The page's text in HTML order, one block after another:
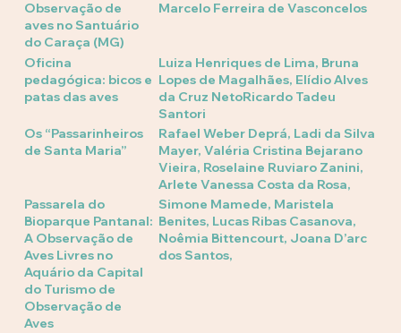
Observação de
aves no Santuário
do Caraça (MG)
Marcelo Ferreira de Vasconcelos
Oficina
pedagógica: bicos e
patas das aves
Luiza Henriques de Lima, Bruna
Lopes de Magalhães, Elídio Alves
da Cruz NetoRicardo Tadeu
Santori
Os “Passarinheiros
de Santa Maria”
Rafael Weber Deprá, Ladi da Silva
Mayer, Valéria Cristina Bejarano
Vieira, Roselaine Ruviaro Zanini,
Arlete Vanessa Costa da Rosa,
Passarela do
Bioparque Pantanal:
A Observação de
Aves Livres no
Aquário da Capital
do Turismo de
Observação de
Aves
Simone Mamede, Maristela
Benites, Lucas Ribas Casanova,
Noêmia Bittencourt, Joana D’arc
dos Santos,